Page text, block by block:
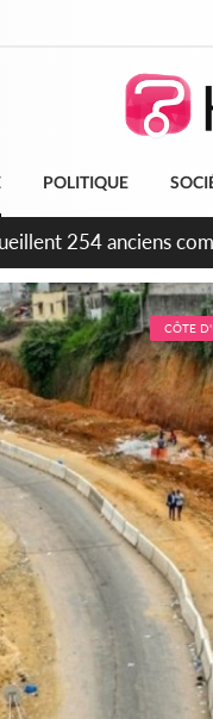
POLITIQUE
FIF, le frère de feu
CÔTE